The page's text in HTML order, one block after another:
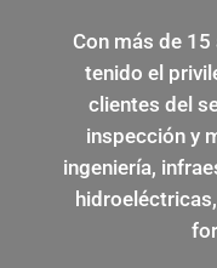
Con más de
tenido el
clientes del
inspección y
ingeniería,